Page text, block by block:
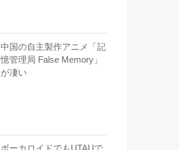
中国の自主製作アニメ「記
憶管理局 False Memory」
が凄い
ボーカロイドでもUTAUで